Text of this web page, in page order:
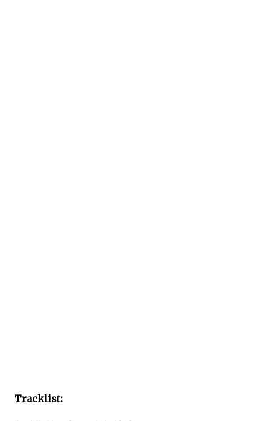
Tracklist: